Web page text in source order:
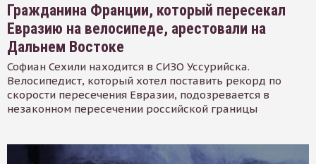
Гражданина Франции, который пересекал
Евразию на велосипеде, арестовали на
Дальнем Востоке
Софиан Сехили находится в СИЗО Уссурийска.
Велосипедист, который хотел поставить рекорд по
скорости пересечения Евразии, подозревается в
незаконном пересечении российской границы